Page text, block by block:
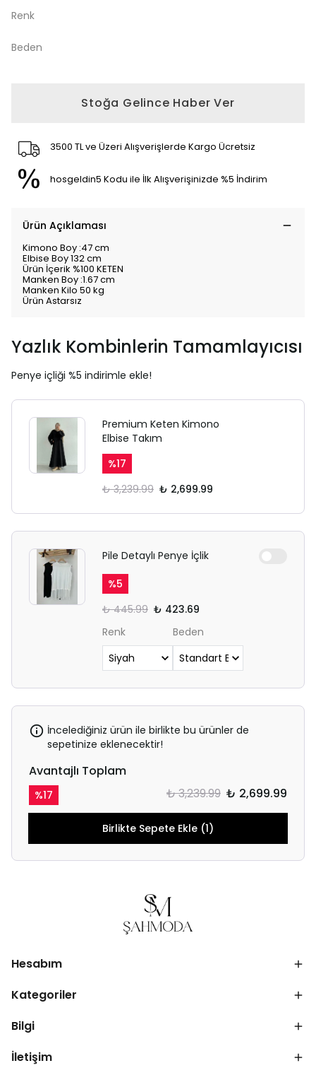
Renk
Beden
Stoğa Gelince Haber Ver
3500 TL ve Üzeri Alışverişlerde Kargo Ücretsiz
hosgeldin5 Kodu ile İlk Alışverişinizde %5 İndirim
Ürün Açıklaması
Kimono Boy :47 cm
Elbise Boy 132 cm
Ürün İçerik %100 KETEN
Manken Boy :1.67 cm
Manken Kilo 50 kg
Ürün Astarsız
Yazlık Kombinlerin Tamamlayıcısı
Penye içliği %5 indirimle ekle!
Premium Keten Kimono
Elbise Takım
%17
₺ 3,239.99 ₺ 2,699.99
Pile Detaylı Penye İçlik
%5
₺ 445.99 ₺ 423.69
Renk
Beden
İncelediğiniz ürün ile birlikte bu ürünler de
sepetinize eklenecektir!
Avantajlı Toplam
%17 ₺ 3,239.99 ₺ 2,699.99
Birlikte Sepete Ekle (1)
Hesabım
Kategoriler
Bilgi
İletişim